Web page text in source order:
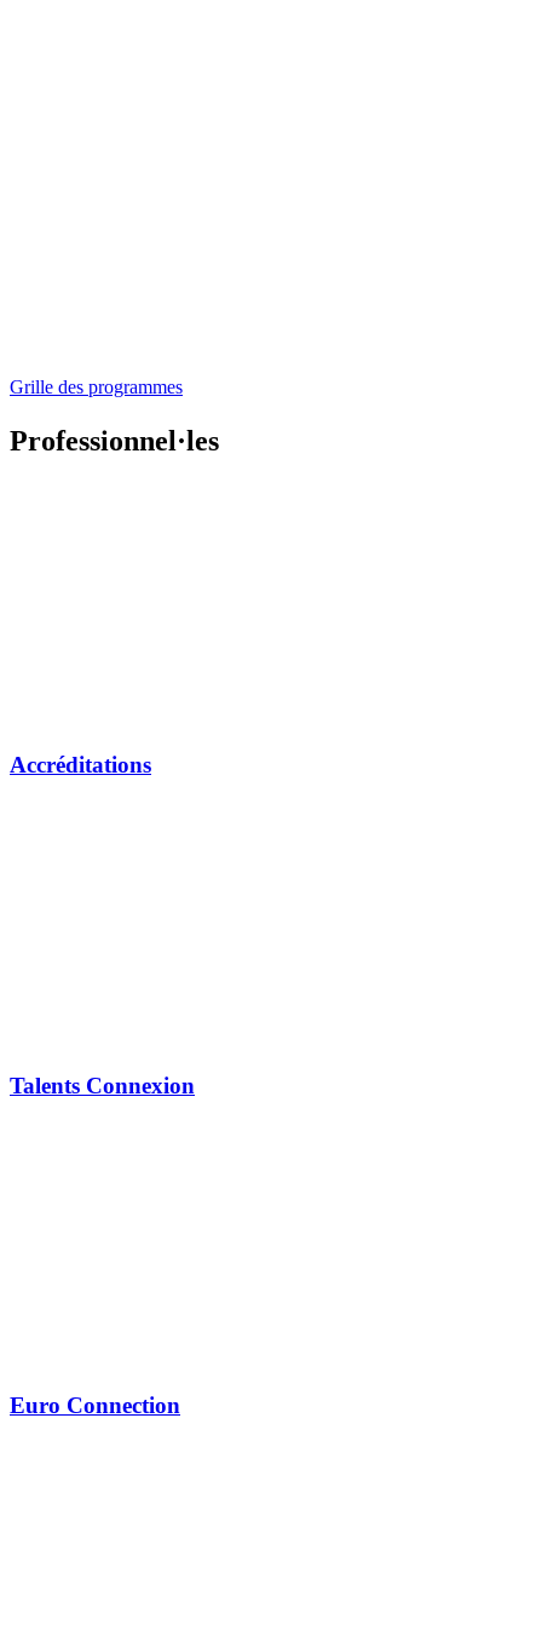
Grille des programmes
Professionnel·les
Accréditations
Talents Connexion
Euro Connection